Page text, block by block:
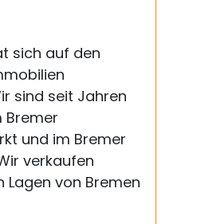
sich auf den
sind seit Jahren
Bremer
und im Bremer
verkaufen
Lagen von Bremen